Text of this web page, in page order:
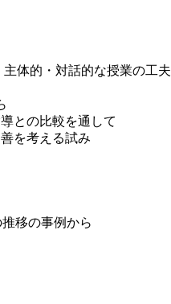
体的・対話的な授業の工夫
との比較を通して
を考える試み
移の事例から